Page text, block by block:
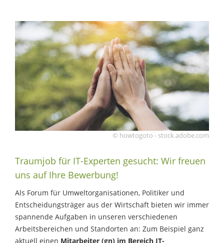
© howtogoto - stock.adobe.com
Traumjob für IT-Experten gesucht: Wir freuen
uns auf Ihre Bewerbung!
Als Forum für Umweltorganisationen, Politiker und
Entscheidungsträger aus der Wirtschaft bieten wir immer
spannende Aufgaben in unseren verschiedenen
Arbeitsbereichen und Standorten an: Zum Beispiel ganz
aktuell einen Mitarbeiter (gn) im Bereich IT-